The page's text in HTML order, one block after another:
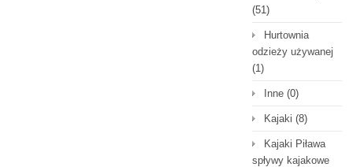
(51)
Hurtownia
odzieży używanej
(1)
Inne (0)
Kajaki (8)
Kajaki Piława
spływy kajakowe